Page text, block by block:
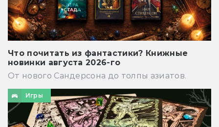
Что почитать из фантастики? Книжные
новинки августа 2026-го
От нового Сандерсона до толпы азиатов.
Игры